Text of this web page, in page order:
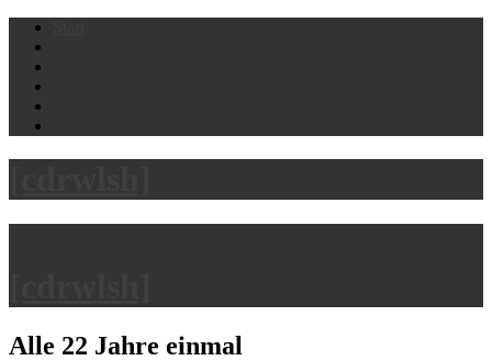
Skip
content
Alle 22 Jahre einmal